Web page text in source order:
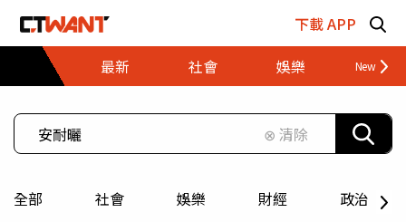
下載 APP
最新
社會 娛樂 財經
⊗ 清除
全部 社會 娛樂 財經 政治